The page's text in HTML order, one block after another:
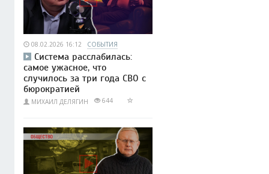
08.02.2026 16:12 СОБЫТИЯ
Система расслабилась:
самое ужасное, что
случилось за три года СВО с
бюрократией
МИХАИЛ ДЕЛЯГИН 644